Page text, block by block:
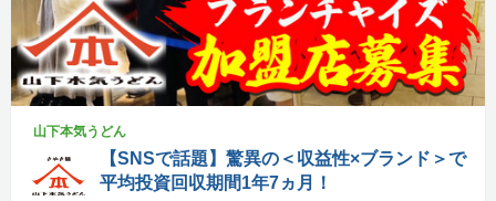
山下本気うどん
【SNSで話題】驚異の＜収益性×ブランド＞で
平均投資回収期間1年7ヵ月！